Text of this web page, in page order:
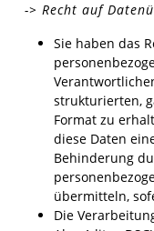
-> Recht auf
Sie haben das
strukturierten,
Format zu
diese Daten
Behinderung
übermitteln,
Die